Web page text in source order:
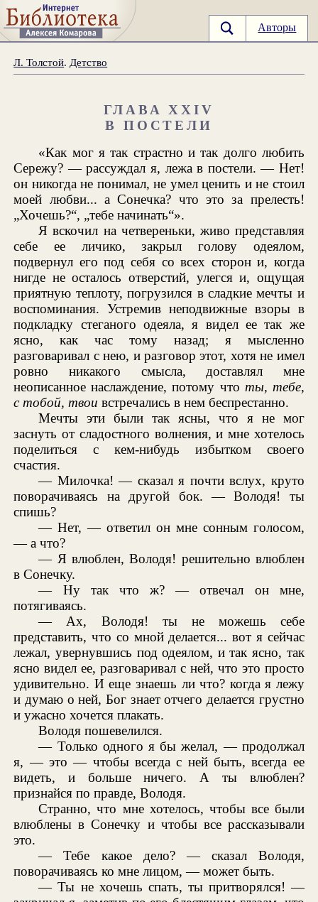
Авторы
Л. Толстой. Детство
ГЛАВА XXIV
В ПОСТЕЛИ
«Как мог я так страстно и так долго любить
Сережу? — рассуждал я, лежа в постели. — Нет!
он никогда не понимал, не умел ценить и не стоил
моей любви... а Сонечка? что это за прелесть!
„Хочешь?“, „тебе начинать“».
Я вскочил на четвереньки, живо представляя
себе ее личико, закрыл голову одеялом,
подвернул его под себя со всех сторон и, когда
нигде не осталось отверстий, улегся и, ощущая
приятную теплоту, погрузился в сладкие мечты и
воспоминания. Устремив неподвижные взоры в
подкладку стеганого одеяла, я видел ее так же
ясно, как час тому назад; я мысленно
разговаривал с нею, и разговор этот, хотя не имел
ровно никакого смысла, доставлял мне
неописанное наслаждение, потому что ты, тебе,
с тобой, твои встречались в нем беспрестанно.
Мечты эти были так ясны, что я не мог
заснуть от сладостного волнения, и мне хотелось
поделиться с кем-нибудь избытком своего
счастия.
— Милочка! — сказал я почти вслух, круто
поворачиваясь на другой бок. — Володя! ты
спишь?
— Нет, — ответил он мне сонным голосом,
— а что?
— Я влюблен, Володя! решительно влюблен
в Сонечку.
— Ну так что ж? — отвечал он мне,
потягиваясь.
— Ах, Володя! ты не можешь себе
представить, что со мной делается... вот я сейчас
лежал, увернувшись под одеялом, и так ясно, так
ясно видел ее, разговаривал с ней, что это просто
удивительно. И еще знаешь ли что? когда я лежу
и думаю о ней, Бог знает отчего делается грустно
и ужасно хочется плакать.
Володя пошевелился.
— Только одного я бы желал, — продолжал
я, — это — чтобы всегда с ней быть, всегда ее
видеть, и больше ничего. А ты влюблен?
признайся по правде, Володя.
Странно, что мне хотелось, чтобы все были
влюблены в Сонечку и чтобы все рассказывали
это.
— Тебе какое дело? — сказал Володя,
поворачиваясь ко мне лицом, — может быть.
— Ты не хочешь спать, ты притворялся! —